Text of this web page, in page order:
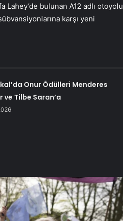
Lahey’de bulunan A12 adlı otoyolu
karşı yeni
Onur Ödülleri Menderes
ve Tilbe Saran’a